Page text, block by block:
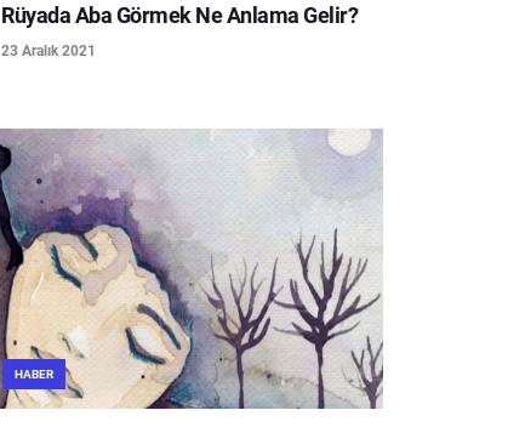
Rüyada Aba Görmek Ne Anlama Gelir?
23 Aralık 2021
HABER